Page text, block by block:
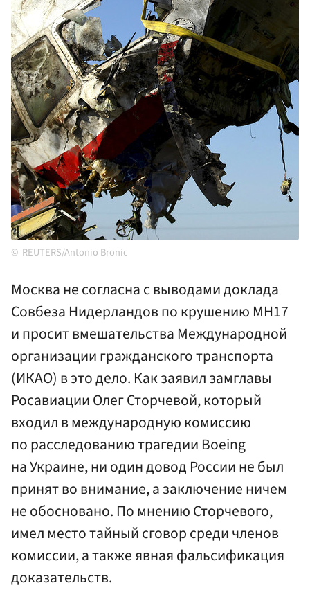
REUTERS/Antonio Bronic
Москва не согласна с выводами доклада
Совбеза Нидерландов по крушению MH17
и просит вмешательства Международной
организации гражданского транспорта
(ИКАО) в это дело. Как заявил замглавы
Росавиации Олег Сторчевой, который
входил в международную комиссию
по расследованию трагедии Boeing
на Украине, ни один довод России не был
принят во внимание, а заключение ничем
не обосновано. По мнению Сторчевого,
имел место тайный сговор среди членов
комиссии, а также явная фальсификация
доказательств.